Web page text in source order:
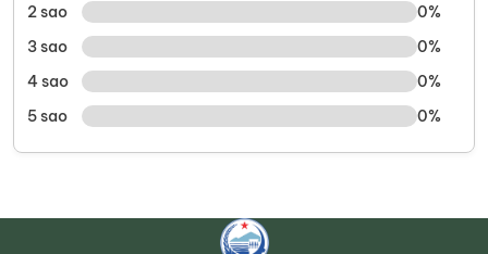
2 sao
0%
3 sao
0%
4 sao
0%
5 sao
0%